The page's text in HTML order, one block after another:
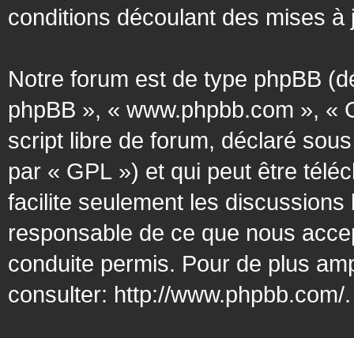
conditions découlant des mises
Notre forum est de type phpBB
phpBB », « www.phpbb.com », «
script libre de forum, déclaré
par « GPL ») et qui peut être
facilite seulement les
responsable de ce que nous
conduite permis. Pour de plus
consulter: http://www.phpbb.com/.